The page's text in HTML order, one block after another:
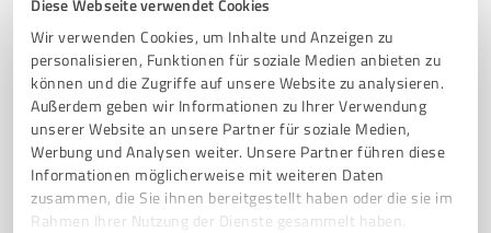
Diese Webseite verwendet Cookies
Wir verwenden Cookies, um Inhalte und Anzeigen zu
personalisieren, Funktionen für soziale Medien anbieten zu
können und die Zugriffe auf unsere Website zu analysieren.
Außerdem geben wir Informationen zu Ihrer Verwendung
unserer Website an unsere Partner für soziale Medien,
Werbung und Analysen weiter. Unsere Partner führen diese
Informationen möglicherweise mit weiteren Daten
zusammen, die Sie ihnen bereitgestellt haben oder die sie im
Rahmen Ihrer Nutzung der Dienste gesammelt haben.
Elterncoaching bei ADHS, Autismus & Neurodivergenz
ADHS COACHING | AUTISMUS COACHING | NEURODIVERGENZ | ELTERNCOACHING |
PFLEGEGRADBERATUNG | FAMILIENCOACHING | HOCHSENSIBILITÄT |
EMOTIONALE REGULATION | ONLINE BERATUNG | HUMAN DESIGN
Dengelstr. 14, 33729 Bielefeld
Tel. +49 15901443856
Silja.milz@andersperfekt.com
www.andersperfekt.com